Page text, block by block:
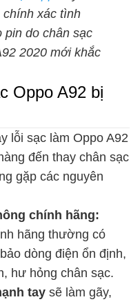
chính xác tình
pin do chân sạc
2020 mới khắc
Oppo A92 bị
lỗi sạc làm Oppo A92
đến thay chân sạc
gặp các nguyên
chính hãng:
hãng thường có
dòng điện ổn định,
hư hỏng chân sạc.
tay sẽ làm gãy,